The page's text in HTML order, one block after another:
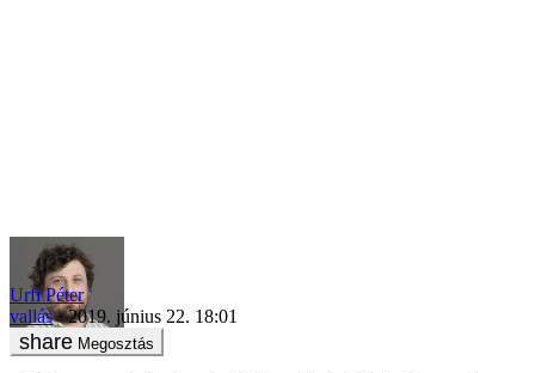
Urfi Péter
vallás
2019. június 22. 18:01
Megosztás